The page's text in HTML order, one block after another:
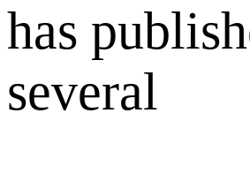
has
several